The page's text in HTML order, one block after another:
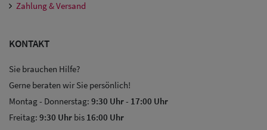
Zahlung & Versand
KONTAKT
Sie brauchen Hilfe?
Gerne beraten wir Sie persönlich!
Montag - Donnerstag: 9:30 Uhr- 17:00 Uhr
Freitag: 9:30 Uhr bis 16:00 Uhr